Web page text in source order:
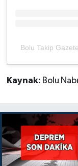
Bolu Takip
Kaynak: Bolu